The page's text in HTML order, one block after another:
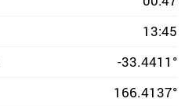
13:45
-33.4411°
166.4137°